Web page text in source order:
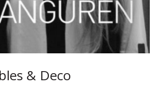
& Deco